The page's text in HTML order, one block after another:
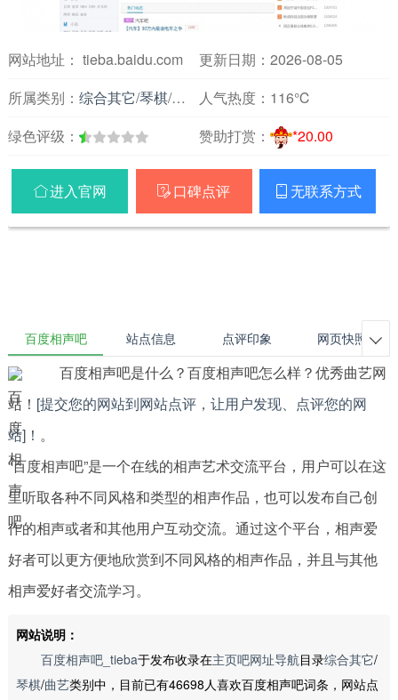
网站地址： tieba.baidu.com
更新日期：2026-08-05
所属类别： 综合其它/琴棋/曲艺 人气热度： 116℃
绿色评级：
赞助打赏： *20.00
进入官网  口碑点评  无联系方式
百度相声吧 站点信息 点评印象 网页快照 
百度相声吧是什么？百度相声吧怎么样？优秀曲艺网
站！ [提交您的网站到网站点评，让用户发现、点评您的网
站]！ 。
“百度相声吧”是一个在线的相声艺术交流平台，用户可以在这
里听取各种不同风格和类型的相声作品，也可以发布自己创
作的相声或者和其他用户互动交流。通过这个平台，相声爱
好者可以更方便地欣赏到不同风格的相声作品，并且与其他
相声爱好者交流学习。
网站说明：
百度相声吧_tieba于发布收录在主页吧网址导航目录综合其它/
琴棋/曲艺类别中，目前已有46698人喜欢百度相声吧词条，网站点